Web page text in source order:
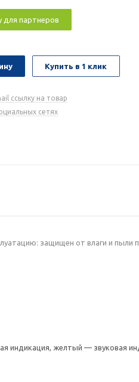
для партнеров
Купить в 1 клик
ссылку на товар
сетях
защищен от влаги и пыли
индикация, желтый — звуковая